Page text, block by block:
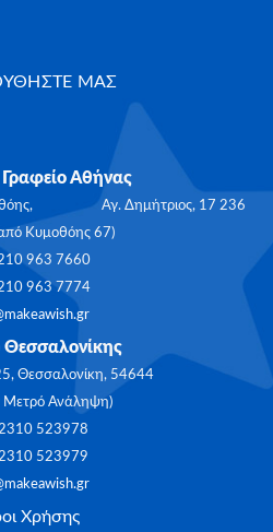
ΜΑΣ
Γραφείο Αθήνας
Αγ. Δημήτριος, 17 236
από Κυμοθόης 67)
963 7660
963 7774
Θεσσαλονίκης
Θεσσαλονίκη, 54644
Μετρό Ανάληψη)
523978
523979
Χρήσης